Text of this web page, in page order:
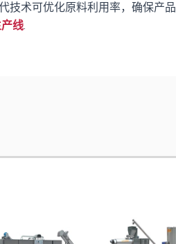
技术可优化原料利用率，确保产品
线.